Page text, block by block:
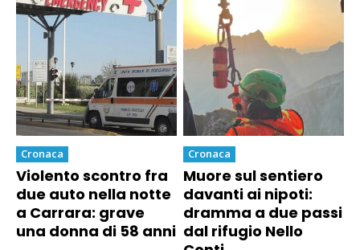
Cronaca
Violento scontro fra
due auto nella notte
a Carrara: grave
una donna di 58 anni
Cronaca
Muore sul sentiero
davanti ai nipoti:
dramma a due passi
dal rifugio Nello